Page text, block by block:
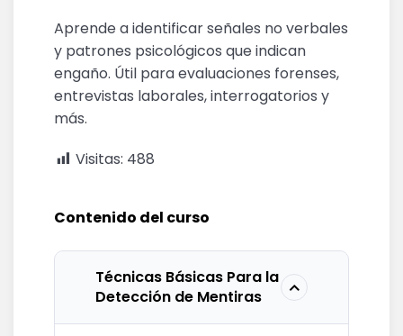
Aprende a identificar señales no verbales
y patrones psicológicos que indican
engaño. Útil para evaluaciones forenses,
entrevistas laborales, interrogatorios y
más.
Visitas: 488
Contenido del curso
Técnicas Básicas Para la
Detección de Mentiras